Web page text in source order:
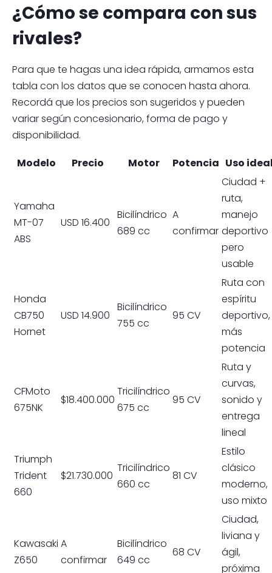
¿Cómo se compara con sus
rivales?
Para que te hagas una idea rápida, armamos esta
tabla con los datos que se conocen hasta ahora.
Recordá que los precios son sugeridos y pueden
variar según concesionario, forma de pago y
disponibilidad.
Modelo
Precio Motor Potencia Uso
Yamaha
MT-07
ABS
USD 16.400
Bicilíndrico
689 cc
A
confirmar
Ciudad +
ruta,
manejo
deportivo
pero
usable
Honda
CB750
Hornet
USD 14.900
Bicilíndrico
755 cc
95 CV
Ruta con
espíritu
deportivo,
más
potencia
CFMoto
675NK
$18.400.000
Tricilíndrico
675 cc
95 CV
Ruta y
curvas,
sonido y
entrega
lineal
Triumph
Trident
660
$21.730.000
Tricilíndrico
660 cc
81 CV
Estilo
clásico
moderno,
uso mixto
Kawasaki
Z650
A
confirmar
Bicilíndrico
649 cc
68 CV
Ciudad,
liviana y
ágil,
próxima